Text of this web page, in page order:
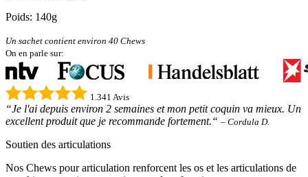
Poids: 140g
Un sachet contient environ 40 Chews
On en parle sur:
1.341 Avis
“Je l'ai depuis environ 2 semaines et mon petit coquin va mieux. Un
excellent produit que je recommande fortement.“ – Cordula D.
Soutien des articulations
Nos Chews pour articulation renforcent les os et les articulations de